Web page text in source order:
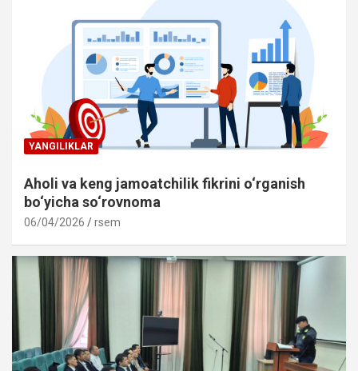
YANGILIKLAR
Aholi va keng jamoatchilik fikrini o‘rganish
bo‘yicha so‘rovnoma
06/04/2026 rsem